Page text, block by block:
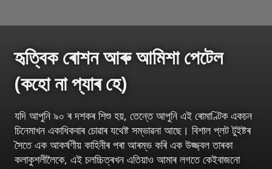
হৃত্বিক ৰোশন আৰু আমিশা পেটেল
(কহো না প্যাৰ হে)
যদি আপুনি ৯০ ৰ দশকৰ শিশু হয়, তেন্তে আপুনি এই ৰোমাণ্টিক একচন
চিনেমাখন একাধিকবাৰ চোৱাৰ যথেষ্ট সম্ভাৱনা আছে। বিশাল প্লট টুইষ্টৰ
সৈতে এক আকৰ্ষণীয় কাহিনীৰ পৰা আৰম্ভ কৰি এক উজ্জ্বল তাৰকা
কলাকুশলীলৈকে, এই চলচ্চিত্ৰখন এতিয়াও আমাৰ লগতে কেইবাজনো